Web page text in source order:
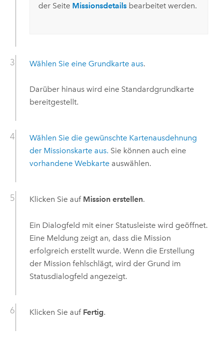
der Seite Missionsdetailsbearbeitet werden.
Wählen Sie eine Grundkarte aus.
Darüber hinaus wird eine Standardgrundkarte
bereitgestellt.
Wählen Sie die gewünschte Kartenausdehnung
der Missionskarte aus. Sie können auch eine
vorhandene Webkarteauswählen.
Klicken Sie auf Mission erstellen.
Ein Dialogfeld mit einer Statusleiste wird geöffnet.
Eine Meldung zeigt an, dass die Mission
erfolgreich erstellt wurde. Wenn die Erstellung
der Mission fehlschlägt, wird der Grund im
Statusdialogfeld angezeigt.
Klicken Sie auf Fertig.